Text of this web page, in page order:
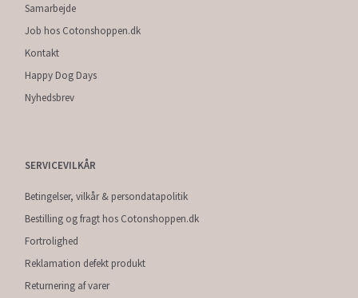
Samarbejde
Job hos Cotonshoppen.dk
Kontakt
Happy Dog Days
Nyhedsbrev
SERVICEVILKÅR
Betingelser, vilkår & persondatapolitik
Bestilling og fragt hos Cotonshoppen.dk
Fortrolighed
Reklamation defekt produkt
Returnering af varer